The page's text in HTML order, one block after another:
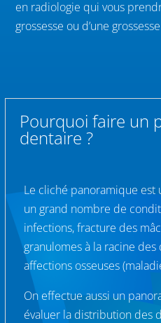
en radiologie qui vous
grossesse ou d’une
Pourquoi faire un
dentaire ?
Le cliché panoramique
un grand nombre de
infections, fracture des
granulomes à la racine
affections osseuses
On effectue aussi un
évaluer la distribution des